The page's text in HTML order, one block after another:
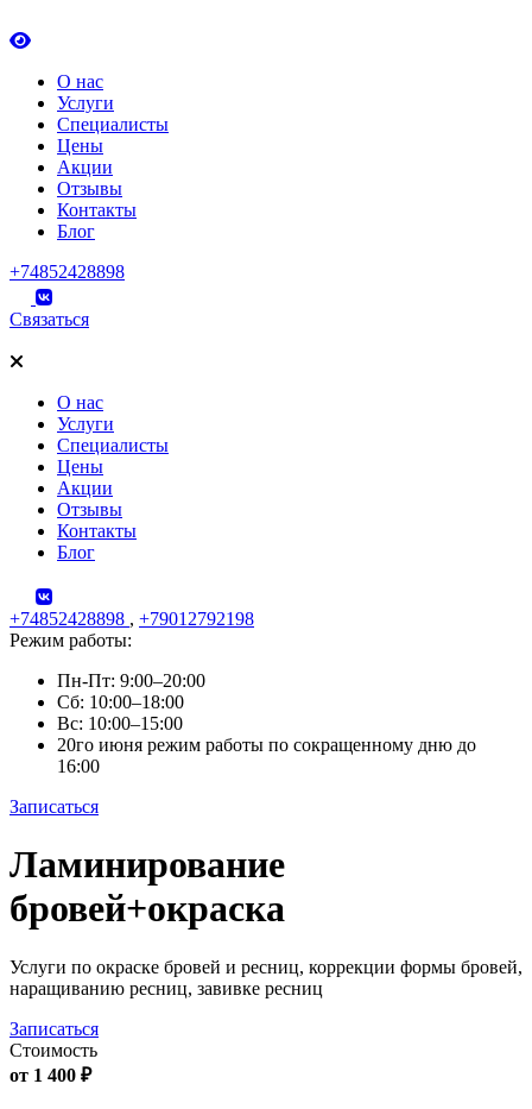
О нас
Услуги
Специалисты
Цены
Акции
Отзывы
Контакты
Блог
+74852428898
Связаться
О нас
Услуги
Специалисты
Цены
Акции
Отзывы
Контакты
Блог
+74852428898 , +79012792198
Режим работы:
Пн-Пт: 9:00–20:00
Сб: 10:00–18:00
Вс: 10:00–15:00
20го июня режим работы по сокращенному дню до
16:00
Записаться
Skip
to
content
Ламинирование
бровей+окраска
Услуги по окраске бровей и ресниц, коррекции формы бровей,
наращиванию ресниц, завивке ресниц
Записаться
Стоимость
от 1 400 ₽